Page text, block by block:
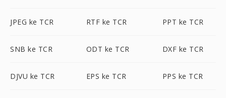
JPEG ke TCR RTF ke TCR PPT ke TCR
SNB ke TCR ODT ke TCR DXF ke TCR
DJVU ke TCR EPS ke TCR PPS ke TCR